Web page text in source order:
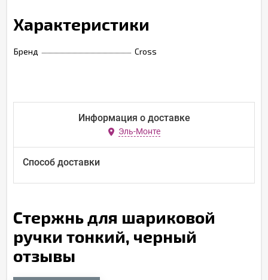
Характеристики
Бренд Cross
Информация о доставке
Эль-Монте
Способ доставки
Стержнь для шариковой
ручки тонкий, черный
отзывы